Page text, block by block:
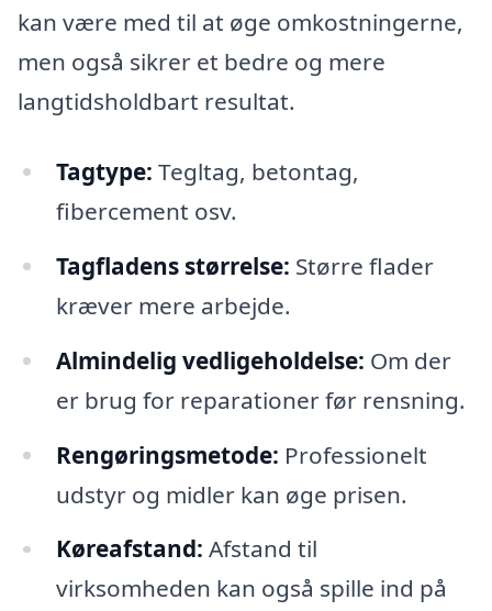
kan være med til at øge omkostningerne,
men også sikrer et bedre og mere
langtidsholdbart resultat.
Tagtype: Tegltag, betontag,
fibercement osv.
Tagfladens størrelse: Større flader
kræver mere arbejde.
Almindelig vedligeholdelse: Om der
er brug for reparationer før rensning.
Rengøringsmetode: Professionelt
udstyr og midler kan øge prisen.
Køreafstand: Afstand til
virksomheden kan også spille ind på